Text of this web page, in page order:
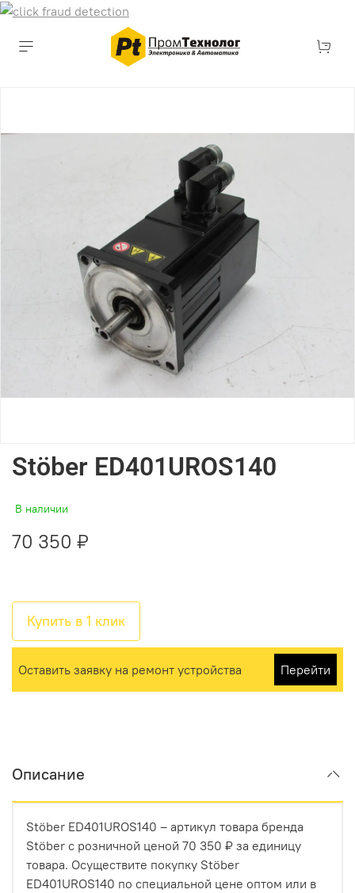
Stöber ED401UROS140
В наличии
70 350 ₽
Купить в 1 клик
Оставить заявку на ремонт устройства Перейти
Описание
Stöber ED401UROS140 – артикул товара бренда
Stöber с розничной ценой 70 350 ₽ за единицу
товара. Осуществите покупку Stöber
ED401UROS140 по специальной цене оптом или в